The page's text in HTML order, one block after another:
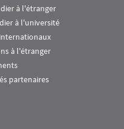
à l'étranger
à l'université
à l'étranger
partenaires